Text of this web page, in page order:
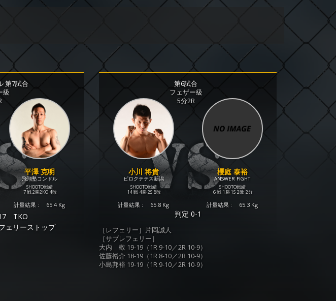
第7試合
級
平澤 克明
飛翔塾コンドル
SHOOTO戦績
7 戦 2勝2KO 4敗
計量結果 : 65.4 Kg
TKO
ェリーストップ
第6試合
フェザー級
5分2R
小川 将貴
ピロクテテス新潟
SHOOTO戦績
14 戦 4勝 2S 8敗
計量結果 : 65.8 Kg
櫻庭 泰裕
ANSWER FIGHT
SHOOTO戦績
6 戦 1勝 1S 2敗 2分
計量結果 : 65.3 Kg
判定 0-1
［レフェリー］片岡誠人
［サブレフェリー］
大内 敬 19-19（1R 9-10／2R 10-9）
佐藤裕介 18-19（1R 8-10／2R 10-9）
小島邦裕 19-19（1R 9-10／2R 10-9）